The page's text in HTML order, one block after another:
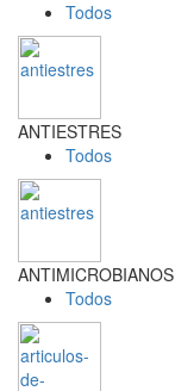
Todos
ANTIESTRES
Todos
ANTIMICROBIANOS
Todos